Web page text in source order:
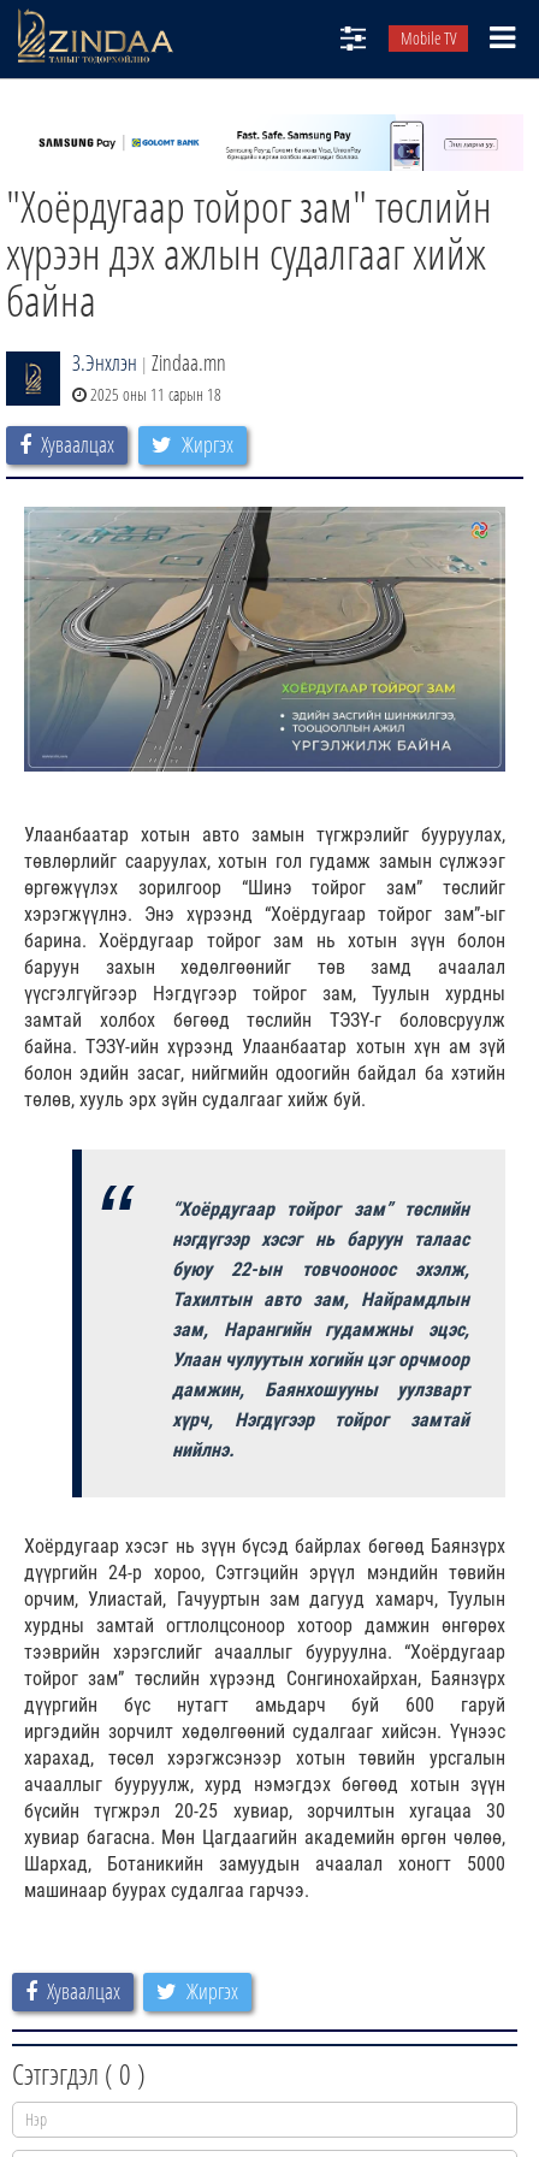
Mobile TV
ТВ8
ӨГЛӨӨНИЙ СОНИН
АУДИО ЗОХИОЛ
ЗИНДАА СЭТГҮҮЛ
"Хоёрдугаар тойрог зам" төслийн
хүрээн дэх ажлын судалгааг хийж
байна
З.Энхлэн | Zindaa.mn
2025 оны 11 сарын 18
Хуваалцах Жиргэх
Улаанбаатар хотын авто замын түгжрэлийг бууруулах,
төвлөрлийг сааруулах, хотын гол гудамж замын сүлжээг
өргөжүүлэх зорилгоор “Шинэ тойрог зам” төслийг
хэрэгжүүлнэ. Энэ хүрээнд “Хоёрдугаар тойрог зам”-ыг
барина. Хоёрдугаар тойрог зам нь хотын зүүн болон
баруун захын хөдөлгөөнийг төв замд ачаалал
үүсгэлгүйгээр Нэгдүгээр тойрог зам, Туулын хурдны
замтай холбох бөгөөд төслийн ТЭЗҮ-г боловсруулж
байна. ТЭЗҮ-ийн хүрээнд Улаанбаатар хотын хүн ам зүй
болон эдийн засаг, нийгмийн одоогийн байдал ба хэтийн
төлөв, хууль эрх зүйн судалгааг хийж буй.
“Хоёрдугаар тойрог зам” төслийн
нэгдүгээр хэсэг нь баруун талаас
буюу 22-ын товчооноос эхэлж,
Тахилтын авто зам, Найрамдлын
зам, Нарангийн гудамжны эцэс,
Улаан чулуутын хогийн цэг орчмоор
дамжин, Баянхошууны уулзварт
хүрч, Нэгдүгээр тойрог замтай
нийлнэ.
Хоёрдугаар хэсэг нь зүүн бүсэд байрлах бөгөөд Баянзүрх
дүүргийн 24-р хороо, Сэтгэцийн эрүүл мэндийн төвийн
орчим, Улиастай, Гачууртын зам дагууд хамарч, Туулын
хурдны замтай огтлолцсоноор хотоор дамжин өнгөрөх
тээврийн хэрэгслийг ачааллыг бууруулна. “Хоёрдугаар
тойрог зам” төслийн хүрээнд Сонгинохайрхан, Баянзүрх
дүүргийн бүс нутагт амьдарч буй 600 гаруй
иргэдийн зорчилт хөдөлгөөний судалгааг хийсэн. Үүнээс
харахад, төсөл хэрэгжсэнээр хотын төвийн урсгалын
ачааллыг бууруулж, хурд нэмэгдэх бөгөөд хотын зүүн
бүсийн түгжрэл 20-25 хувиар, зорчилтын хугацаа 30
хувиар багасна. Мөн Цагдаагийн академийн өргөн чөлөө,
Шархад, Ботаникийн замуудын ачаалал хоногт 5000
машинаар буурах судалгаа гарчээ.
Хуваалцах Жиргэх
Сэтгэгдэл ( 0 )